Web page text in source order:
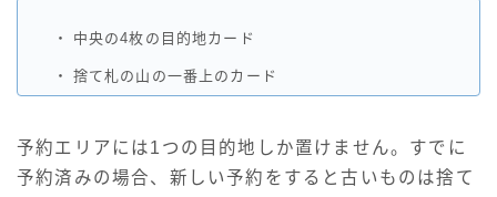
・ 中央の4枚の目的地カード
・ 捨て札の山の一番上のカード
予約エリアには1つの目的地しか置けません。すでに
予約済みの場合、新しい予約をすると古いものは捨て